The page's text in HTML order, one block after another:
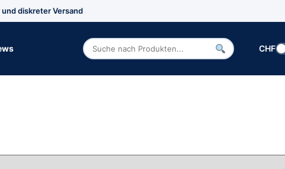
diskreter Versand
Zoek producten CHF